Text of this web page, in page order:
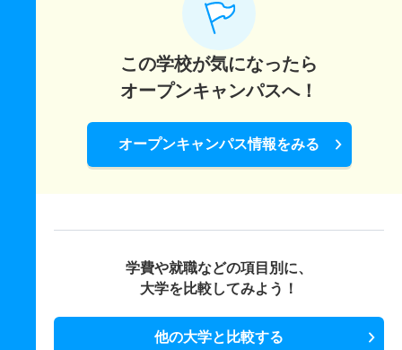
この学校が気になったら
オープンキャンパスへ！
オープンキャンパス情報をみる
学費や就職などの項目別に、
大学を比較してみよう！
他の大学と比較する